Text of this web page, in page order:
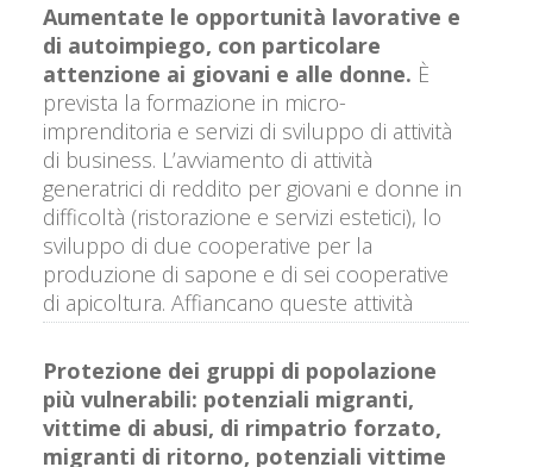
Aumentate le opportunità lavorative e
di autoimpiego, con particolare
attenzione ai giovani e alle donne. È
prevista la formazione in micro-
imprenditoria e servizi di sviluppo di attività
di business. L’avviamento di attività
generatrici di reddito per giovani e donne in
difficoltà (ristorazione e servizi estetici), lo
sviluppo di due cooperative per la
produzione di sapone e di sei cooperative
di apicoltura. Affiancano queste attività
l’attivazione di fondi di rotazione per l’avvio
di nuove attività economiche e la
formazione professionale in sartoria.
Protezione dei gruppi di popolazione
più vulnerabili: potenziali migranti,
vittime di abusi, di rimpatrio forzato,
migranti di ritorno, potenziali vittime